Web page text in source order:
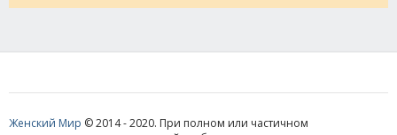
Женский Мир © 2014 - 2020. При полном или частичном